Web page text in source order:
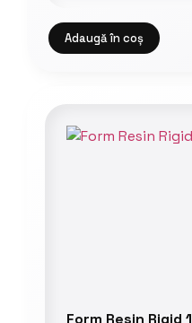
Adaugă în coș
Form Resin Rigid